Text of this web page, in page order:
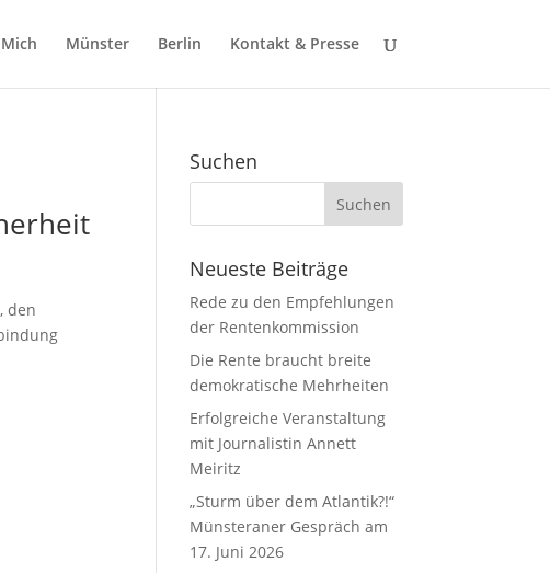
Münster Berlin Kontakt & Presse
den
Suchen
Neueste Beiträge
Rede zu den Empfehlungen
der Rentenkommission
Die Rente braucht breite
demokratische Mehrheiten
Erfolgreiche Veranstaltung
mit Journalistin Annett
Meiritz
„Sturm über dem Atlantik?!“
Münsteraner Gespräch am
17. Juni 2026